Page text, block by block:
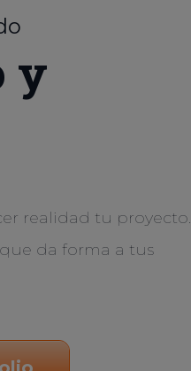
y
realidad tu proyecto.
da forma a tus